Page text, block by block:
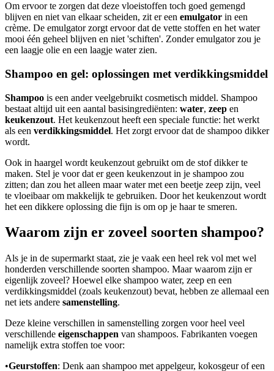
Om ervoor te zorgen dat deze vloeistoffen toch goed gemengd
blijven en niet van elkaar scheiden, zit er een emulgator in een
crème. De emulgator zorgt ervoor dat de vette stoffen en het water
mooi één geheel blijven en niet 'schiften'. Zonder emulgator zou je
een laagje olie en een laagje water zien.
Shampoo en gel: oplossingen met verdikkingsmiddel
Shampoo is een ander veelgebruikt cosmetisch middel. Shampoo
bestaat altijd uit een aantal basisingrediënten: water, zeep en
keukenzout. Het keukenzout heeft een speciale functie: het werkt
als een verdikkingsmiddel. Het zorgt ervoor dat de shampoo dikker
wordt.
Ook in haargel wordt keukenzout gebruikt om de stof dikker te
maken. Stel je voor dat er geen keukenzout in je shampoo zou
zitten; dan zou het alleen maar water met een beetje zeep zijn, veel
te vloeibaar om makkelijk te gebruiken. Door het keukenzout wordt
het een dikkere oplossing die fijn is om op je haar te smeren.
Waarom zijn er zoveel soorten shampoo?
Als je in de supermarkt staat, zie je vaak een heel rek vol met wel
honderden verschillende soorten shampoo. Maar waarom zijn er
eigenlijk zoveel? Hoewel elke shampoo water, zeep en een
verdikkingsmiddel (zoals keukenzout) bevat, hebben ze allemaal een
net iets andere samenstelling.
Deze kleine verschillen in samenstelling zorgen voor heel veel
verschillende eigenschappen van shampoos. Fabrikanten voegen
namelijk extra stoffen toe voor:
•Geurstoffen: Denk aan shampoo met appelgeur, kokosgeur of een